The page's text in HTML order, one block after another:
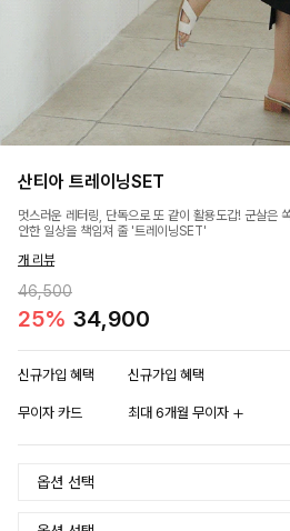
산티아 트레이닝SET
멋스러운 레터링, 단독으로 또 같이 활용도갑! 군살은
안한 일상을 책임져 줄 '트레이닝SET'
개 리뷰
46,500
25% 34,900
신규가입 혜택 신규가입 혜택
무이자 카드 최대 6개월 무이자